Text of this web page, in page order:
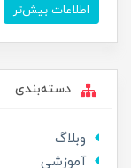
اطلاعات بیش‌تر
دسته‌بندی
وبلاگ
آموزشی